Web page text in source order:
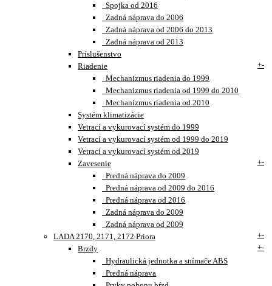
Spojka od 2016
Zadná náprava do 2006
Zadná náprava od 2006 do 2013
Zadná náprava od 2013
Príslušenstvo
Riadenie
+-
Mechanizmus riadenia do 1999
Mechanizmus riadenia od 1999 do 2010
Mechanizmus riadenia od 2010
Systém klimatizácie
Vetrací a vykurovací systém do 1999
Vetrací a vykurovací systém od 1999 do 2019
Vetrací a vykurovací systém od 2019
Zavesenie
+-
Predná náprava do 2009
Predná náprava od 2009 do 2016
Predná náprava od 2016
Zadná náprava do 2009
Zadná náprava od 2009
LADA 2170, 2171, 2172 Priora
+-
Brzdy
+-
Hydraulická jednotka a snímače ABS
Predná náprava